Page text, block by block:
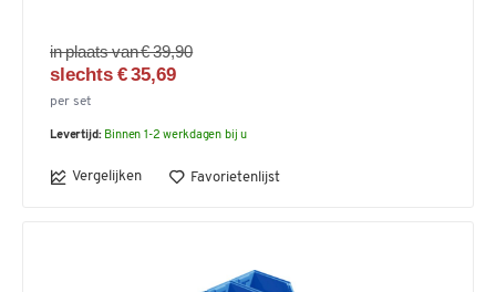
in plaats van € 39,90
slechts € 35,69
per set
Levertijd: Binnen 1-2 werkdagen bij u
Vergelijken Favorietenlijst